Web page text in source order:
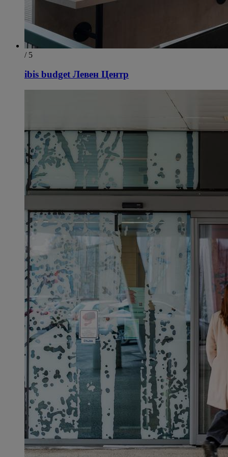
/ 5
ibis budget Левен Центр